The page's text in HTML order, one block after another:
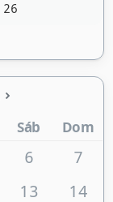
26
Sáb Dom
6
7
13
14